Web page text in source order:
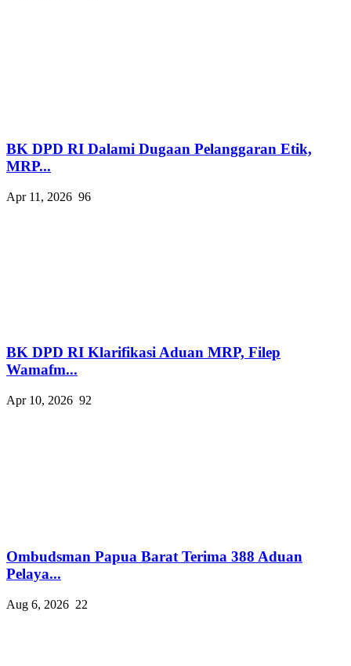
BK DPD RI Dalami Dugaan Pelanggaran Etik,
MRP...
Apr 11, 2026 96
BK DPD RI Klarifikasi Aduan MRP, Filep
Wamafm...
Apr 10, 2026 92
Ombudsman Papua Barat Terima 388 Aduan
Pelaya...
Aug 6, 2026 22